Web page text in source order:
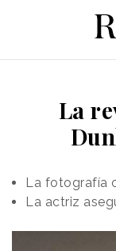
La
La fotografía
La actriz